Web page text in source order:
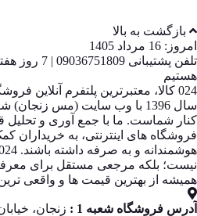
بازگشت به بالا
امروز: 16 مرداد 1405
هستیم
024 کالا، معتبرترین پلتفرم آنلاین
کنار شماست. ما با جمع‌ آوری و تحلیل
فروشگاه‌ های اینترنتی، به خریداران
نیست؛ بلکه مرجعی مستقل برای
همیشه از بهترین قیمت‌ ها و واقعی‌
آدرس فروشگاه شعبه 1 :
زنجان،